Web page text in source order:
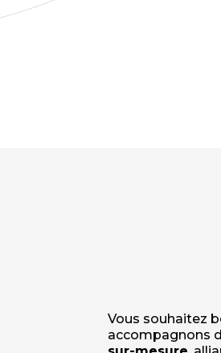
Vous souhaitez
accompagnons